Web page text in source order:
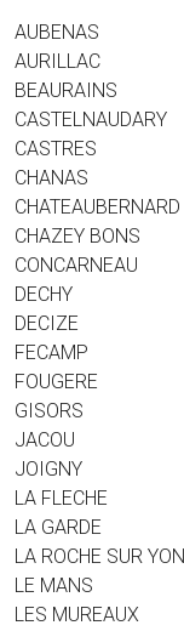
AUBENAS
AURILLAC
BEAURAINS
CASTELNAUDARY
CASTRES
CHANAS
CHATEAUBERNARD
CHAZEY BONS
CONCARNEAU
DECHY
DECIZE
FECAMP
FOUGERE
GISORS
JACOU
JOIGNY
LA FLECHE
LA GARDE
LA ROCHE SUR YON
LE MANS
LES MUREAUX